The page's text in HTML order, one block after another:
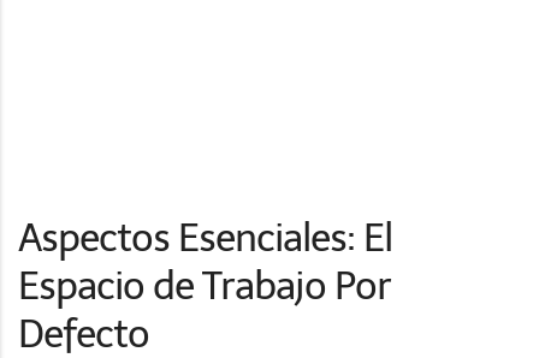
Aspectos Esenciales: El
Espacio de Trabajo Por
Defecto